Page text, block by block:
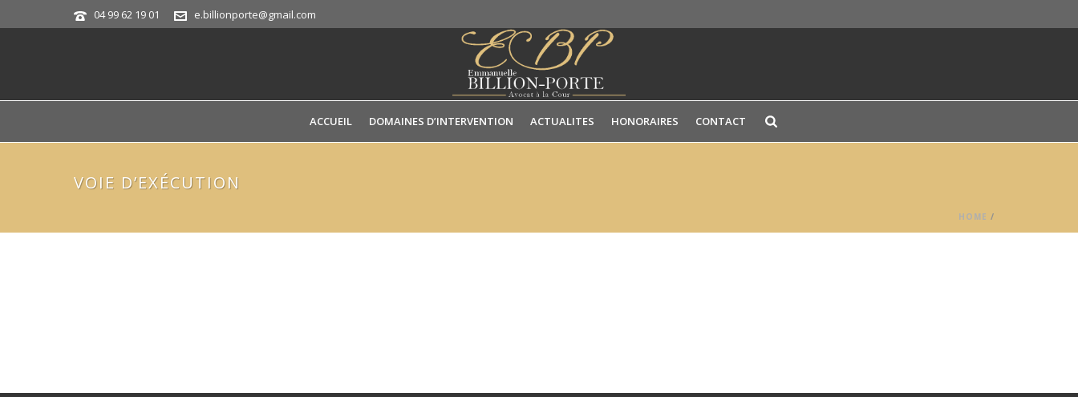
04 99 62 19 01 e.billionporte@gmail.com
ACCUEIL DOMAINES D’INTERVENTION ACTUALITES HONORAIRES CONTACT
VOIE D’EXÉCUTION
HOME /